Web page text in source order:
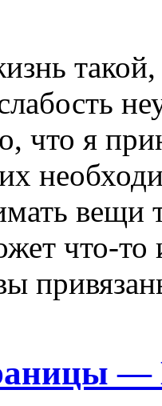
такой,
что я
вещи
что-
—